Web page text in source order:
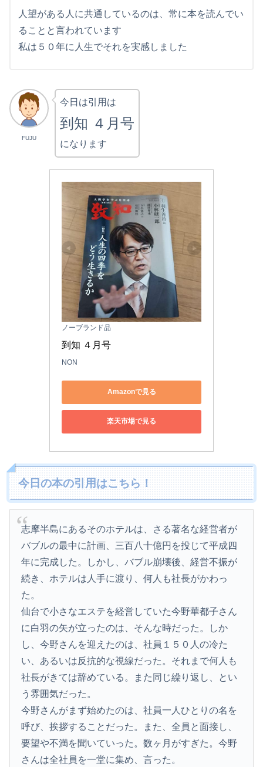
人望がある人に共通しているのは、常に本を読んでい
ることと言われています
私は５０年に人生でそれを実感しました
FUJU
今日は引用は
到知 ４月号
になります
ノーブランド品
到知 ４月号
NON
Amazonで見る
楽天市場で見る
今日の本の引用はこちら！
志摩半島にあるそのホテルは、さる著名な経営者が
バブルの最中に計画、三百八十億円を投じて平成四
年に完成した。しかし、バブル崩壊後、経営不振が
続き、ホテルは人手に渡り、何人も社長がかわっ
た。
仙台で小さなエステを経営していた今野華都子さん
に白羽の矢が立ったのは、そんな時だった。しか
し、今野さんを迎えたのは、社員１５０人の冷た
い、あるいは反抗的な視線だった。それまで何人も
社長がきては辞めている。また同じ繰り返し、とい
う雰囲気だった。
今野さんがまず始めたのは、社員一人ひとりの名を
呼び、挨拶することだった。また、全員と面接し、
要望や不満を聞いていった。数ヶ月がすぎた。今野
さんは全社員を一堂に集め、言った。